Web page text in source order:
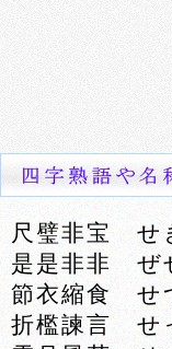
尺璧非宝 せ
是是非非 ぜ
節衣縮食 せ
折檻諫言 せ